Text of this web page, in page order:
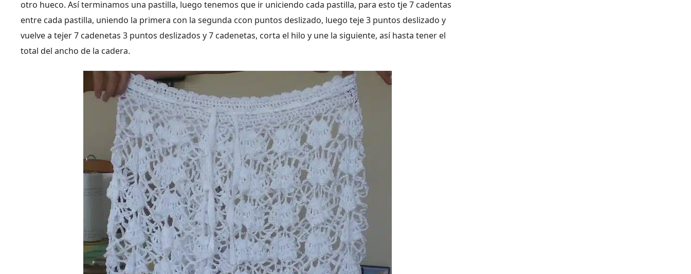
otro hueco. Así terminamos una pastilla, luego tenemos que ir uniciendo cada pastilla, para esto tje 7 cadentas
entre cada pastilla, uniendo la primera con la segunda ccon puntos deslizado, luego teje 3 puntos deslizado y
vuelve a tejer 7 cadenetas 3 puntos deslizados y 7 cadenetas, corta el hilo y une la siguiente, así hasta tener el
total del ancho de la cadera.